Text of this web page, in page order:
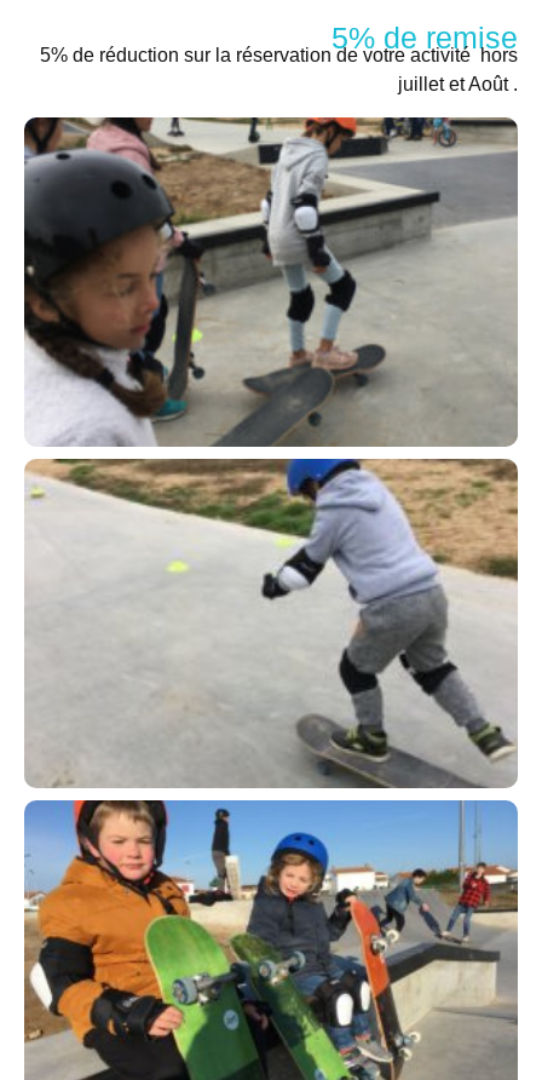
5% de remise
5% de réduction sur la réservation de votre activité hors
juillet et Août .